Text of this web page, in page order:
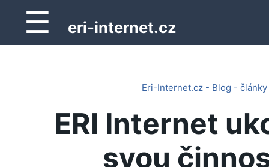
☰ eri-internet.cz
Eri-Internet.cz - Blog - články
ERI Internet
svou